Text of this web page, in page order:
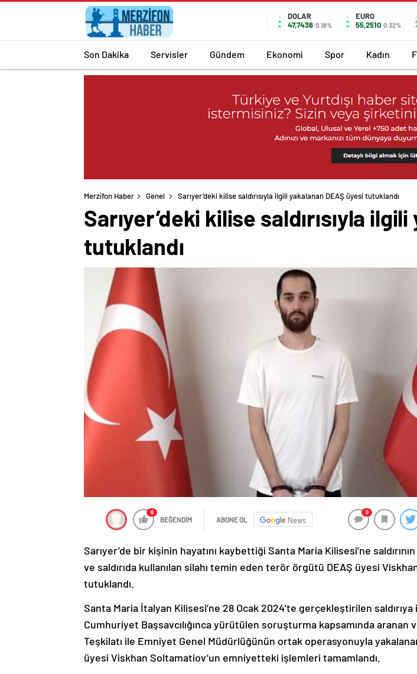
DOLAR
47,7436 0.18%
EURO
55,2510 0.32%
Son Dakika Servisler Gündem Ekonomi Spor Kadın
Merzifon Haber Genel Sarıyer’deki kilise saldırısıyla ilgili yakalanan DEAŞ üyesi tutuklandı
Sarıyer’deki kilise saldırısıyla
tutuklandı
0
BEĞENDİM ABONE OL News
0
Sarıyer’de bir kişinin hayatını kaybettiği Santa Maria Kilisesi’ne
ve saldırıda kullanılan silahı temin eden terör örgütü DEAŞ üyesi
tutuklandı.
Santa Maria İtalyan Kilisesi’ne 28 Ocak 2024’te gerçekleştirilen
Cumhuriyet Başsavcılığınca yürütülen soruşturma kapsamında aranan
Teşkilatı ile Emniyet Genel Müdürlüğünün ortak operasyonuyla
üyesi Viskhan Soltamatiov’un emniyetteki işlemleri tamamlandı.